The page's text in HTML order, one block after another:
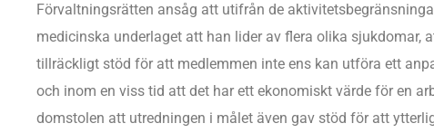
Förvaltningsrätten ansåg att utifrån de
medicinska underlaget att han lider av flera olika sjukdomar,
tillräckligt stöd för att medlemmen inte ens kan utföra ett
och inom en viss tid att det har ett ekonomiskt värde för en
domstolen att utredningen i målet även gav stöd för att